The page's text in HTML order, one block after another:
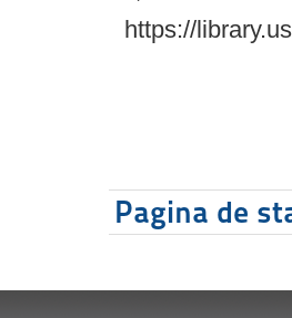
https://
Pagina de